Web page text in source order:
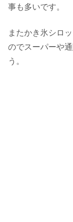
事も多いです。
またかき氷シロ
のでスーパーや
う。